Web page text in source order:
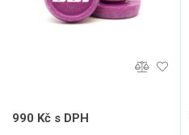
990 Kč s DPH